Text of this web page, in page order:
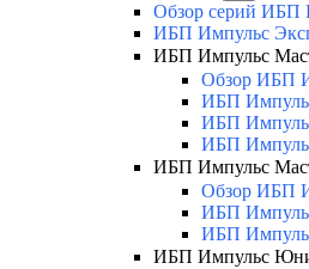
Обзор серий ИБП
ИБП Импульс
ИБП Импульс
Обзор ИБП
ИБП
ИБП
ИБП
ИБП Импульс
Обзор ИБП
ИБП
ИБП
ИБП Импульс